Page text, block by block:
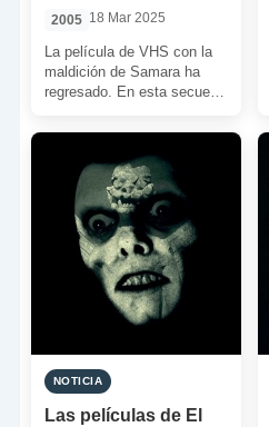
2005 18 Mar 2025
La película de VHS con la
maldición de Samara ha
regresado. En esta secuela
obligada a […]
NOTICIA
Las películas de El